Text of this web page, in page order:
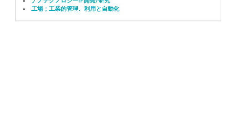
工場；工業的管理、利用と自動化